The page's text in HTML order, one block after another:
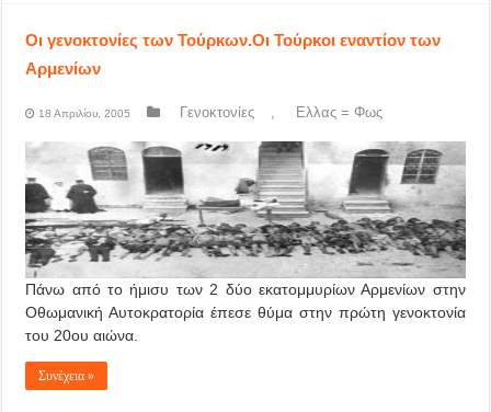
Οι γενοκτονίες των Τούρκων.Οι Τούρκοι εναντίον των
Αρμενίων
18 Απριλίου, 2005 Γενοκτονίες , Ελλας = Φως
Πάνω από το ήμισυ των 2 δύο εκατομμυρίων Αρμενίων στην
Οθωμανική Αυτοκρατορία έπεσε θύμα στην πρώτη γενοκτονία
του 20ου αιώνα.
Συνέχεια »